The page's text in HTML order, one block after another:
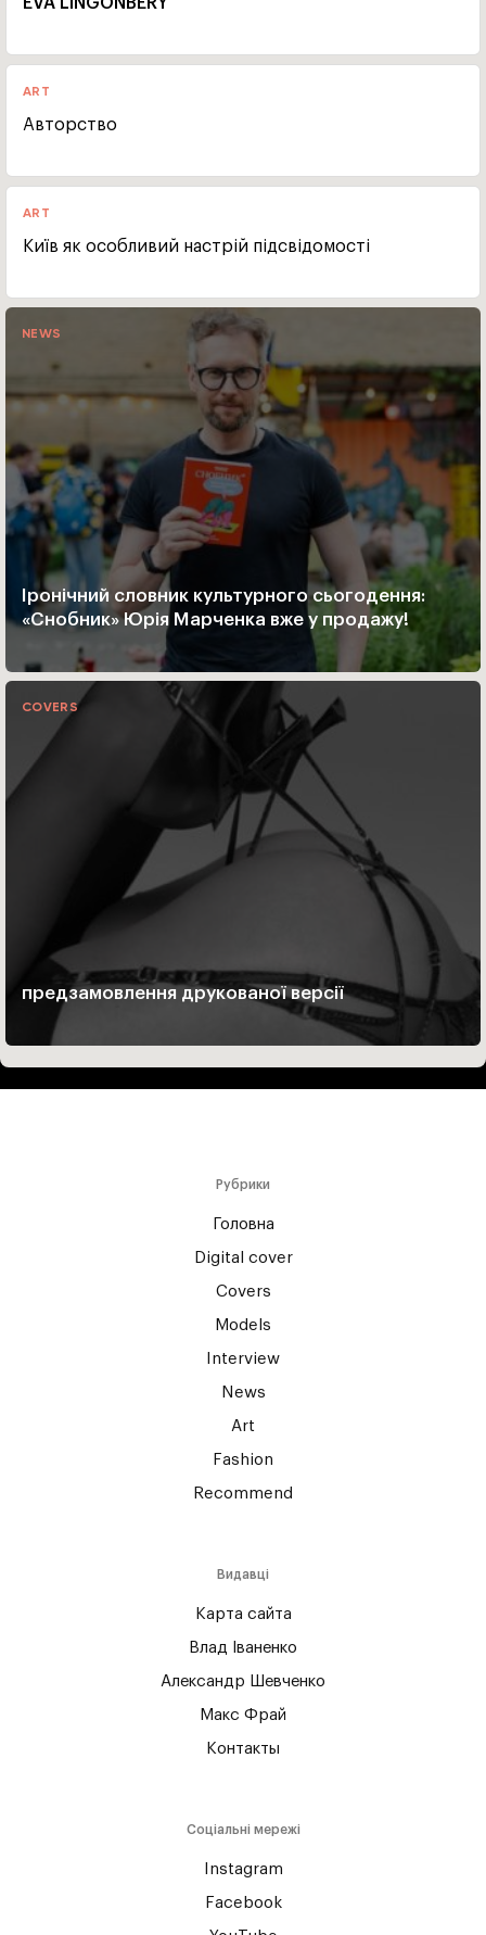
EVA LINGONBERY
ART
Авторство
ART
Київ як особливий настрій підсвідомості
NEWS
Іронічний словник культурного сьогодення:
«Снобник» Юрія Марченка вже у продажу!
COVERS
предзамовлення друкованої версії
Рубрики
Головна
Digital cover
Covers
Models
Interview
News
Art
Fashion
Recommend
Видавці
Карта сайта
Влад Іваненко
Александр Шевченко
Макс Фрай
Контакты
Соціальні мережі
Instagram
Facebook